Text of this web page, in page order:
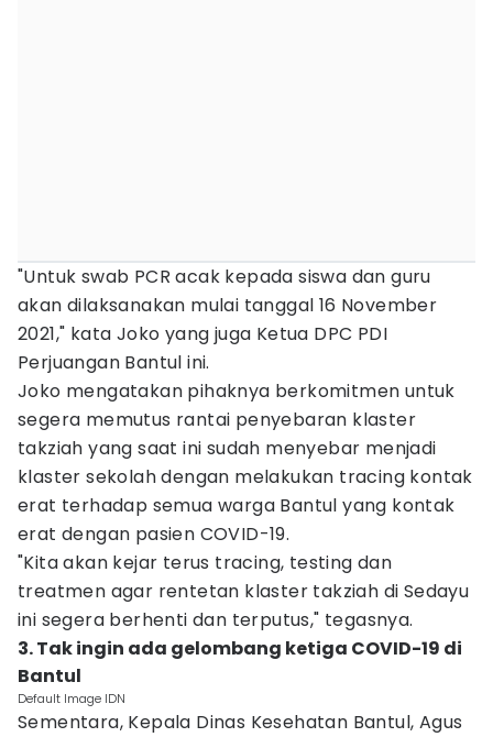
"Untuk swab PCR acak kepada siswa dan guru
akan dilaksanakan mulai tanggal 16 November
2021," kata Joko yang juga Ketua DPC PDI
Perjuangan Bantul ini.
Joko mengatakan pihaknya berkomitmen untuk
segera memutus rantai penyebaran klaster
takziah yang saat ini sudah menyebar menjadi
klaster sekolah dengan melakukan tracing kontak
erat terhadap semua warga Bantul yang kontak
erat dengan pasien COVID-19.
"Kita akan kejar terus tracing, testing dan
treatmen agar rentetan klaster takziah di Sedayu
ini segera berhenti dan terputus," tegasnya.
3. Tak ingin ada gelombang ketiga COVID-19 di
Bantul‎
Default Image IDN
Sementara, Kepala Dinas Kesehatan Bantul, Agus